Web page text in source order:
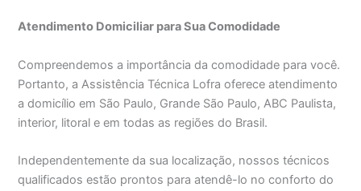
Atendimento Domiciliar para Sua Comodidade
Compreendemos a importância da comodidade para você.
Portanto, a Assistência Técnica Lofra oferece atendimento
a domicílio em São Paulo, Grande São Paulo, ABC Paulista,
interior, litoral e em todas as regiões do Brasil.
Independentemente da sua localização, nossos técnicos
qualificados estão prontos para atendê-lo no conforto do